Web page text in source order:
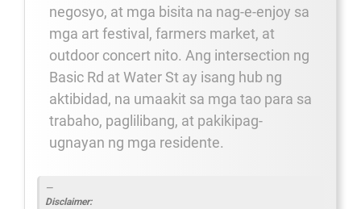
negosyo, at mga bisita na nag-e-enjoy sa
mga art festival, farmers market, at
outdoor concert nito. Ang intersection ng
Basic Rd at Water St ay isang hub ng
aktibidad, na umaakit sa mga tao para sa
trabaho, paglilibang, at pakikipag-
ugnayan ng mga residente.
Disclaimer: